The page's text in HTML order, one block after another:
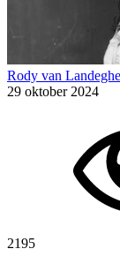
Rody van
29 oktober 2024
2195